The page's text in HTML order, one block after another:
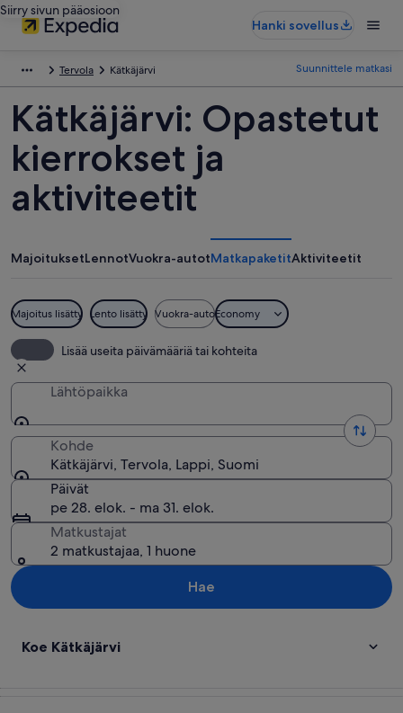
Siirry sivun pääosioon
Hanki sovellus
Tervola Kätkäjärvi Suunnittele matkasi
Kätkäjärvi: Opastetut
kierrokset ja
aktiviteetit
MajoituksetLennotVuokra-autotMatkapaketitAktiviteetit
Majoitus lisätty Lento lisätty Vuokra-autoEconomy
Lisää useita päivämääriä tai kohteita
Lähtöpaikka
Kohde
Kätkäjärvi, Tervola, Lappi, Suomi
Päivät
pe 28. elok. - ma 31. elok.
Matkustajat
2 matkustajaa, 1 huone
Hae
Koe Kätkäjärvi